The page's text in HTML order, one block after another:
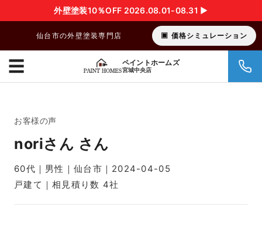
外壁塗装10％OFF 2026.08.01-08.31 ▶︎
仙台市の外壁塗装専門店 価格シミュレーション
ペイントホームズ
宮城中央店
☰
お客様の声
noriさん さん
60代｜男性｜仙台市｜2024-04-05
戸建て｜相見積り数 4社